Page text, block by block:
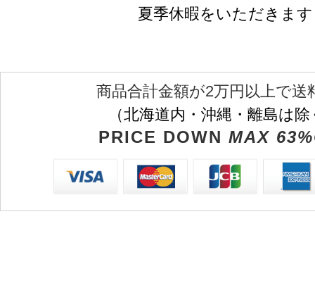
夏季休暇をいただきます
商品合計金額が2万円以上で送
（北海道内・沖縄・離島は
PRICE DOWN MAX